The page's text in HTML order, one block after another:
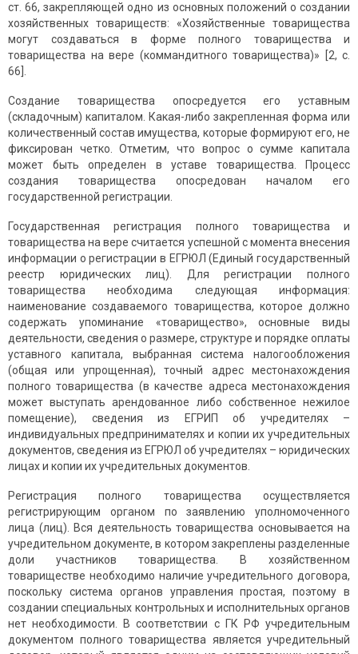
ст. 66, закрепляющей одно из основных положений о создании
хозяйственных товариществ: «Хозяйственные товарищества
могут создаваться в форме полного товарищества и
товарищества на вере (коммандитного товарищества)» [2, с.
66].
Создание товарищества опосредуется его уставным
(складочным) капиталом. Какая-либо закрепленная форма или
количественный состав имущества, которые формируют его, не
фиксирован четко. Отметим, что вопрос о сумме капитала
может быть определен в уставе товарищества. Процесс
создания товарищества опосредован началом его
государственной регистрации.
Государственная регистрация полного товарищества и
товарищества на вере считается успешной с момента внесения
информации о регистрации в ЕГРЮЛ (Единый государственный
реестр юридических лиц). Для регистрации полного
товарищества необходима следующая информация:
наименование создаваемого товарищества, которое должно
содержать упоминание «товарищество», основные виды
деятельности, сведения о размере, структуре и порядке оплаты
уставного капитала, выбранная система налогообложения
(общая или упрощенная), точный адрес местонахождения
полного товарищества (в качестве адреса местонахождения
может выступать арендованное либо собственное нежилое
помещение), сведения из ЕГРИП об учредителях –
индивидуальных предпринимателях и копии их учредительных
документов, сведения из ЕГРЮЛ об учредителях – юридических
лицах и копии их учредительных документов.
Регистрация полного товарищества осуществляется
регистрирующим органом по заявлению уполномоченного
лица (лиц). Вся деятельность товарищества основывается на
учредительном документе, в котором закреплены разделенные
доли участников товарищества. В хозяйственном
товариществе необходимо наличие учредительного договора,
поскольку система органов управления простая, поэтому в
создании специальных контрольных и исполнительных органов
нет необходимости. В соответствии с ГК РФ учредительным
документом полного товарищества является учредительный